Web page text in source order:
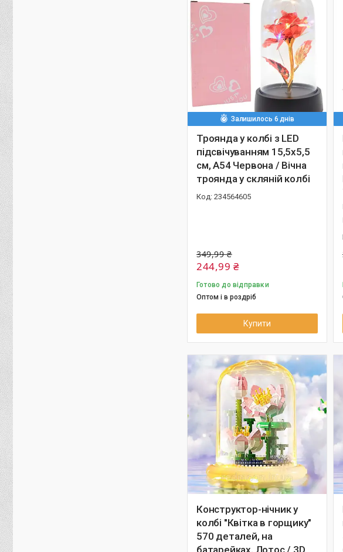
Залишилось 6 днів
Троянда у колбі з LED
підсвічуванням 15,5х5,5
см, A54 Червона / Вічна
троянда у скляній колбі
234564605
349,99 ₴
244,99 ₴
Готово до відправки
Оптом і в роздріб
Купити
Конструктор-нічник у
колбі "Квітка в горщику"
570 деталей, на
батарейках, Лотос / 3D